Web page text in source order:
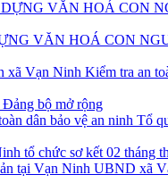
VĂN HOÁ CON
Kiểm tra an
bộ mở rộng
dân bảo vệ an ninh Tổ
tổ chức sơ kết 02 tháng
UBND xã